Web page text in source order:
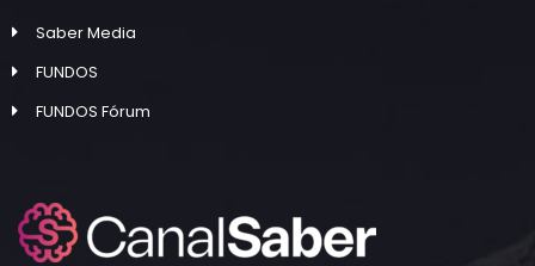
Saber Media
FUNDOS
FUNDOS Fórum